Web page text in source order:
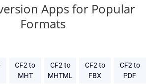
Apps for Popular
Formats
CF2 to
MHT
CF2 to
MHTML
CF2 to
FBX
CF2 to
PDF